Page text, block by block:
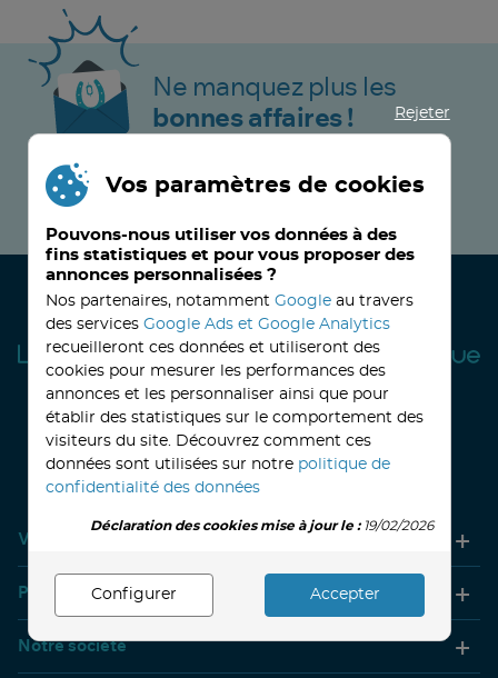
Ne manquez plus les
bonnes affaires !
JE M’INSCRIS MAINTENANT !
32, avenue Haussmann33390 BLAYE
Lundi14h-18hMardi à vendredi8h30-12h00 - 14h-18h
Le Samedi9h30 - 12h30
Votre compte
Produits
Notre société
Rejeter
Vos paramètres de cookies
Pouvons-nous utiliser vos données à des
fins statistiques et pour vous proposer des
annonces personnalisées ?
Nos partenaires, notamment Google au travers
des services Google Ads et Google Analytics
recueilleront ces données et utiliseront des
cookies pour mesurer les performances des
annonces et les personnaliser ainsi que pour
établir des statistiques sur le comportement des
visiteurs du site. Découvrez comment ces
données sont utilisées sur notre politique de
confidentialité des données
Déclaration des cookies mise à jour le :19/02/2026
Configurer Accepter